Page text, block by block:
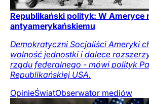
Republikański polityk: W Ameryce
antyamerykańskiemu
Demokratyczni Socjaliści Ameryki
wolność jednostki i dalece
rządu federalnego - mówi polityk
Republikańskiej USA.
OpinieŚwiatObserwator mediów